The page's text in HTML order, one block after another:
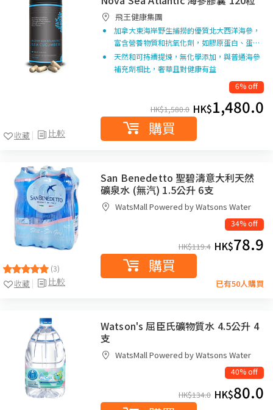
比較
收藏
飛王健康集團
加拿大東海岸野生捕撈的優質北大西洋海參，
富含營養物質和抗氧化劑，如膠原蛋白、蛋…
天然和可持續提煉，無化學添加，與普通海參
補充劑相比，奢華且對健康有益
6% off
HK$1,580.0 HK$1,480.0
購買
(3)
比較
收藏
San Benedetto 聖碧濤意大利天然
礦泉水 (無汽) 1.5公升 6支
WatsMall Powered by Watsons Water
34% off
HK$119.4 HK$78.9
購買
已有50人購買
Watson's 屈臣氏礦物質水 4.5公升 4
支
WatsMall Powered by Watsons Water
40% off
HK$134.0 HK$80.0